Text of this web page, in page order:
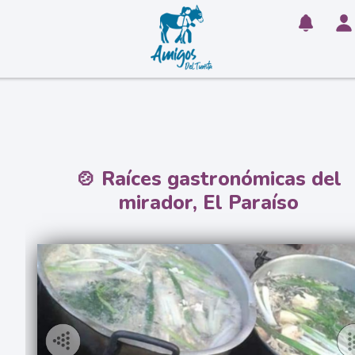
🍲 Raíces gastronómicas del
mirador, El Paraíso